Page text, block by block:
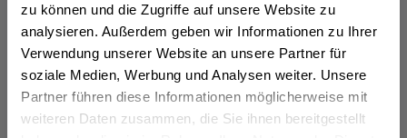
zu können und die Zugriffe auf unsere Website zu
analysieren. Außerdem geben wir Informationen zu Ihrer
Verwendung unserer Website an unsere Partner für
soziale Medien, Werbung und Analysen weiter. Unsere
Partner führen diese Informationen möglicherweise mit
weiteren Daten zusammen, die Sie ihnen bereitgestellt
Die Idee fuer Yellow Rose Whiskey entstand in einer
Nacht unter Freunden. In den Jahren danach haben
unsere Spirituosen die Traditionen herausgefordert,
Preise gewonnen und die Stadt Houston, Texas, auf die